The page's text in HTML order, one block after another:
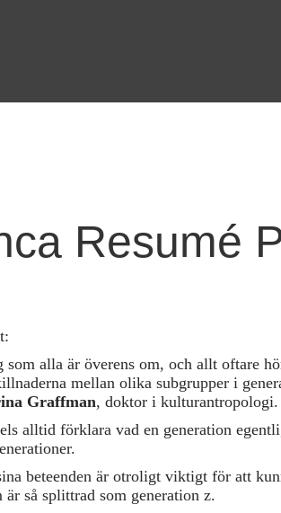
Resumé
som alla är överens om, och allt oftare
mellan olika subgrupper i
Graffman, doktor i kulturantropologi.
alltid förklara vad en generation
beteenden är otroligt viktigt för att
så splittrad som generation z.